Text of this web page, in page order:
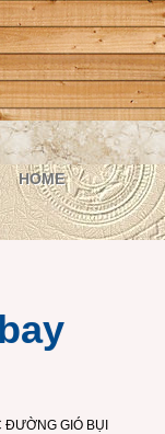
HOME
ĐƯỜNG GIÓ BỤI